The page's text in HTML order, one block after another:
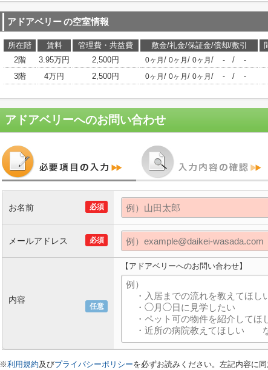
アドアベリーの空室情報
所在階 賃料 管理費・共益費 敷金/礼金/保証金/償却/敷引
2階
3.95万円 2,500円 0ヶ月 / 0ヶ月 / 0ヶ月 / - / -
3階
4万円 2,500円 0ヶ月 / 0ヶ月 / 0ヶ月 / - / -
アドアベリーへのお問い合わせ
必須
お名前
必須
メールアドレス
任意
内容
【アドアベリーへのお問い合わせ】
※利用規約及びプライバシーポリシーを必ずお読みください。左記内容に